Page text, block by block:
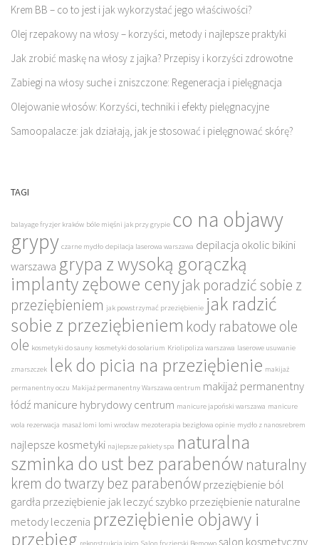
Krem BB – co to jest i jak wykorzystać jego właściwości?
Olej rzepakowy na włosy – korzyści, metody i najlepsze praktyki
Jak zrobić maskę na włosy z jajka? Przepisy i korzyści zdrowotne
Zabiegi na włosy suche i zniszczone: Regeneracja i pielęgnacja
Olejowanie włosów: Korzyści, techniki i efekty pielęgnacyjne
Samoopalacze: jak działają, jak je stosować i pielęgnować skórę?
TAGI
balayage fryzjer kraków bóle mięśni jak przy grypie co na objawy
grypy czarne mydło depilacja laserowa warszawa depilacja okolic bikini
warszawa grypa z wysoką gorączką
implanty zębowe cenyjak poradzić sobie z
przeziębieniem jak powstrzymać przeziębienie jak radzić
sobie z przeziębieniem kody rabatowe ole
ole kosmetyki do sauny kosmetyki do solarium Kriolipoliza warszawa laserowe usuwanie
zmarszczek lek do picia na przeziębienie makijaż
permanentny oczu Makijaż permanentny Warszawa centrum makijaż permanentny
łódź manicure hybrydowy centrum manicure japoński warszawa manicure
wola rezerwacja masaż lomi lomi wrocław mezoterapia bezigłowa opinie mydło z nanosrebrem
najlepsze kosmetyki najlepsze pakiety spa naturalna
szminka do ust bez parabenów naturalny
krem do twarzy bez parabenówprzeziębienie ból
gardła przeziębienie jak leczyć szybko przeziębienie naturalne
metody leczenia przeziębienie objawy i
przebieg rekonstrukcja joico Salon fryzjerski Bemowo salon kosmetyczny